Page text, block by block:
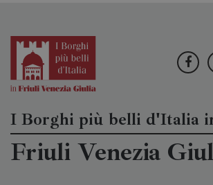
I Borghi più belli d'Italia
Friuli Venezia